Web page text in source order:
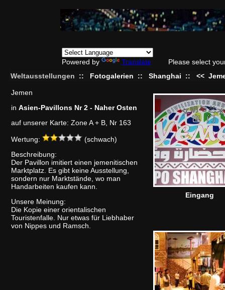
Powered by Translate
Please select
Weltausstellungen
:: Fotogalerien :: Shanghai :: <<
Jemen
in Asien-Pavillons Nr 2 - Naher Osten
auf unserer Karte: Zone A + B, Nr 163
Wertung:
(schwach)
Beschreibung:
Der Pavillon imitiert einen jemenitischen
Marktplatz. Es gibt keine Ausstellung,
sondern nur Marktstände, wo man
Handarbeiten kaufen kann.
Unsere Meinung:
Die Kopie einer orientalischen
Touristenfalle. Nur etwas für Liebhaber
von Nippes und Ramsch.
Eingang